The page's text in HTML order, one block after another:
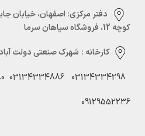
دفتر مرکزی:‌ اصفهان، خیابان
کوچه 12، فروشگاه سپاهان سرما
کارخانه : شهرک صنعتی دولت آباد،
03134334298
03134334886
09129552236